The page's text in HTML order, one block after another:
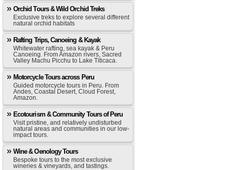
Orchid Tours & Wild Orchid Treks
Exclusive treks to explore several different
natural orchid habitats
Rafting Trips, Canoeing & Kayak
Whitewater rafting, sea kayak & Peru
Canoeing. From Amazon rivers, Sacred
Valley Machu Picchu to Lake Titicaca.
Motorcycle Tours across Peru
Guided motorcycle tours in Peru. From
Andes, Coastal Desert, Cloud Forest,
Amazon.
Ecotourism & Community Tours of Peru
Visit pristine, and relatively undisturbed
natural areas and communities in our low-
impact tours.
Wine & Oenology Tours
Bespoke tours to the most exclusive
wineries & vineyards, and tastings.